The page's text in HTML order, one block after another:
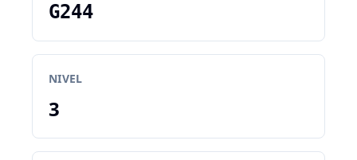
G244
NIVEL
3